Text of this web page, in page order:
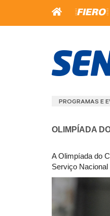
=FIERO=
PROGRAMAS E
OLIMPÍADA
A Olimpíada do
Serviço